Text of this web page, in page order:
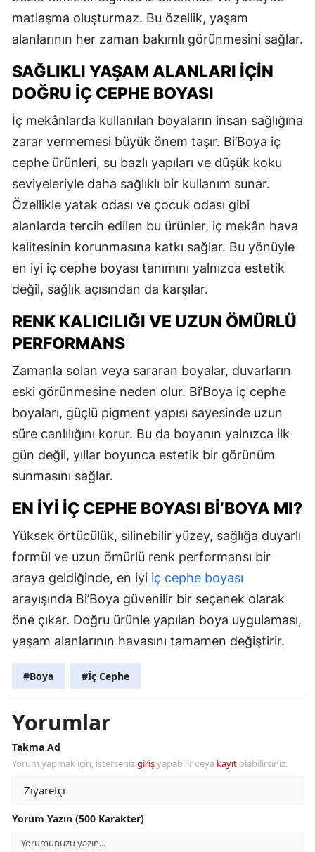
matlaşma oluşturmaz. Bu özellik, yaşam
alanlarının her zaman bakımlı görünmesini sağlar.
SAĞLIKLI YAŞAM ALANLARI İÇIN
DOĞRU İÇ CEPHE BOYASI
İç mekânlarda kullanılan boyaların insan sağlığına
zarar vermemesi büyük önem taşır. Bi’Boya iç
cephe ürünleri, su bazlı yapıları ve düşük koku
seviyeleriyle daha sağlıklı bir kullanım sunar.
Özellikle yatak odası ve çocuk odası gibi
alanlarda tercih edilen bu ürünler, iç mekân hava
kalitesinin korunmasına katkı sağlar. Bu yönüyle
en iyi iç cephe boyası tanımını yalnızca estetik
değil, sağlık açısından da karşılar.
RENK KALICILIĞI VE UZUN ÖMÜRLÜ
PERFORMANS
Zamanla solan veya sararan boyalar, duvarların
eski görünmesine neden olur. Bi’Boya iç cephe
boyaları, güçlü pigment yapısı sayesinde uzun
süre canlılığını korur. Bu da boyanın yalnızca ilk
gün değil, yıllar boyunca estetik bir görünüm
sunmasını sağlar.
EN İYI İÇ CEPHE BOYASI BI’BOYA MI?
Yüksek örtücülük, silinebilir yüzey, sağlığa duyarlı
formül ve uzun ömürlü renk performansı bir
araya geldiğinde, en iyi iç cephe boyası
arayışında Bi’Boya güvenilir bir seçenek olarak
öne çıkar. Doğru ürünle yapılan boya uygulaması,
yaşam alanlarının havasını tamamen değiştirir.
#Boya #İç Cephe
Yorumlar
Takma Ad
Yorum yapmak için, istersenizgirişyapabilir veya kayıt olabilirsiniz.
Yorum Yazın (500 Karakter)